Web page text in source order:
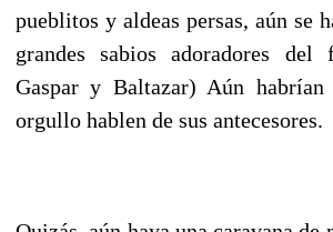
pueblitos y aldeas persas, aún se
grandes sabios adoradores del
Gaspar y Baltazar) Aún habrían
orgullo hablen de sus antecesores.